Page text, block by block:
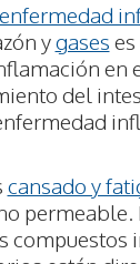
enfermedad
ygases
en
del
cansado y